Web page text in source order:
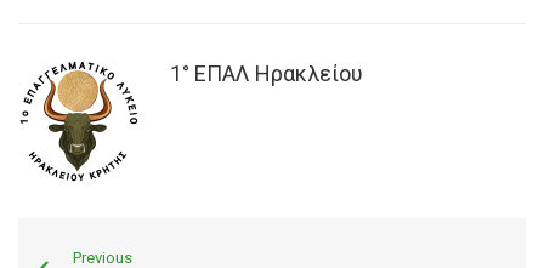
1° ΕΠΑΛ Ηρακλείου
Previous